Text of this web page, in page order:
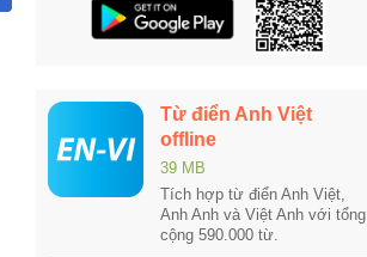
Từ điển Anh Việt
offline
39 MB
Tích hợp từ điển Anh Việt,
Anh Anh và Việt Anh với tổng
cộng 590.000 từ.